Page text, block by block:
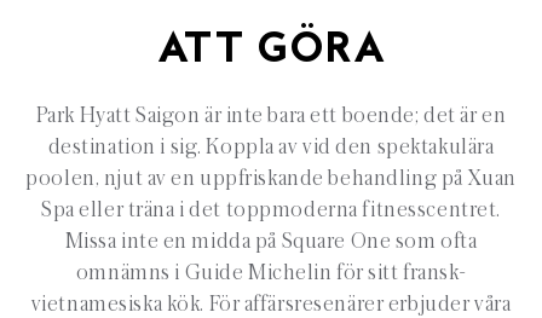
ATT GÖRA
Park Hyatt Saigon är inte bara ett boende; det är en
destination i sig. Koppla av vid den spektakulära
poolen, njut av en uppfriskande behandling på Xuan
Spa eller träna i det toppmoderna fitnesscentret.
Missa inte en midda på Square One som ofta
omnämns i Guide Michelin för sitt fransk-
vietnamesiska kök. För affärsresenärer erbjuder våra